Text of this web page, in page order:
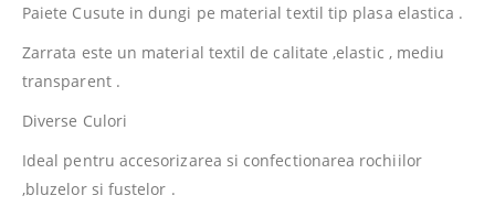
Paiete Cusute in dungi pe material textil tip plasa elastica .
Zarrata este un material textil de calitate ,elastic , mediu
transparent .
Diverse Culori
Ideal pentru accesorizarea si confectionarea rochiilor
,bluzelor si fustelor .